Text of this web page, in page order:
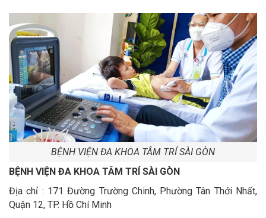
BỆNH VIỆN ĐA KHOA TÂM TRÍ SÀI GÒN
BỆNH VIỆN ĐA KHOA TÂM TRÍ SÀI GÒN
Địa chỉ : 171 Đường Trường Chinh, Phường Tân Thới Nhất,
Quận 12, TP. Hồ Chí Minh